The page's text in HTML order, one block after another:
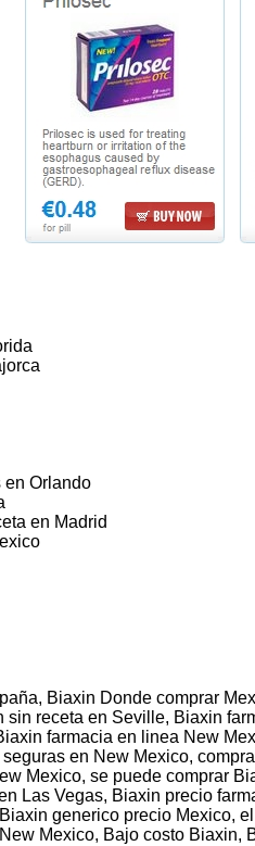
en Orlando
en Madrid
Biaxin Donde comprar
sin receta en Seville, Biaxin
farmacia en linea New
en New Mexico,
Mexico, se puede comprar
Las Vegas, Biaxin precio
generico precio Mexico,
Mexico, Bajo costo